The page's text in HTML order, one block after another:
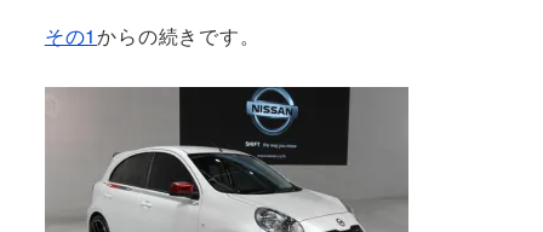
その1からの続きです。